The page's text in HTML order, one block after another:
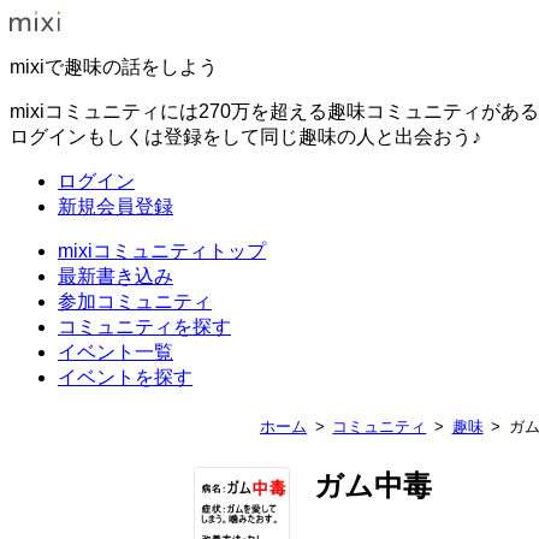
mixiで趣味の話をしよう
mixiコミュニティには270万を超える趣味コミュニティがある
ログインもしくは登録をして同じ趣味の人と出会おう♪
ログイン
新規会員登録
mixiコミュニティトップ
最新書き込み
参加コミュニティ
コミュニティを探す
イベント一覧
イベントを探す
ホーム コミュニティ 趣味 ガ
ガム中毒